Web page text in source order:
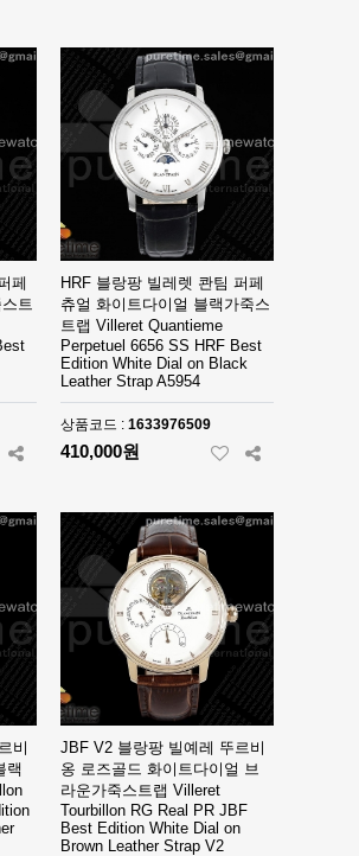
페
트
HRF 블랑팡 빌레렛 콴팀 퍼페
츄얼 화이트다이얼 블랙가죽스
트랩 Villeret Quantieme
Perpetuel 6656 SS HRF Best
Edition White Dial on Black
Leather Strap A5954
상품코드 : 1633976509
410,000원
비
랙
JBF V2 블랑팡 빌예레 뚜르비
옹 로즈골드 화이트다이얼 브
라운가죽스트랩 Villeret
Tourbillon RG Real PR JBF
Best Edition White Dial on
Brown Leather Strap V2